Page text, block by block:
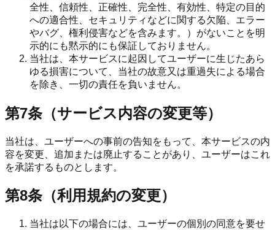
全性、信頼性、正確性、完全性、有効性、特定の目的
への適合性、セキュリティなどに関する欠陥、エラー
やバグ、権利侵害などを含みます。）がないことを明
示的にも黙示的にも保証しておりません。
当社は、本サービスに起因してユーザーに生じたあら
ゆる損害について、当社の故意又は重過失による場合
を除き、一切の責任を負いません。
第7条（サービス内容の変更等）
当社は、ユーザーへの事前の告知をもって、本サービスの内
容を変更、追加または廃止することがあり、ユーザーはこれ
を承諾するものとします。
第8条（利用規約の変更）
当社は以下の場合には、ユーザーの個別の同意を要せ